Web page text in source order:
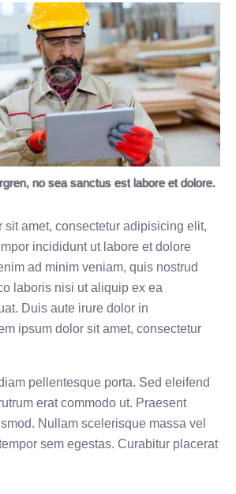
no sea sanctus est labore et dolore.
sit amet, consectetur adipisicing elit,
incididunt ut labore et dolore
ad minim veniam, quis nostrud
laboris nisi ut aliquip ex ea
Duis aute irure dolor in
ipsum dolor sit amet, consectetur
pellentesque porta. Sed eleifend
erat commodo ut. Praesent
Nullam scelerisque massa vel
sem egestas. Curabitur placerat